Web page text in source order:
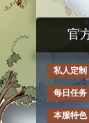
官
私人定制
每日任务
本服特色